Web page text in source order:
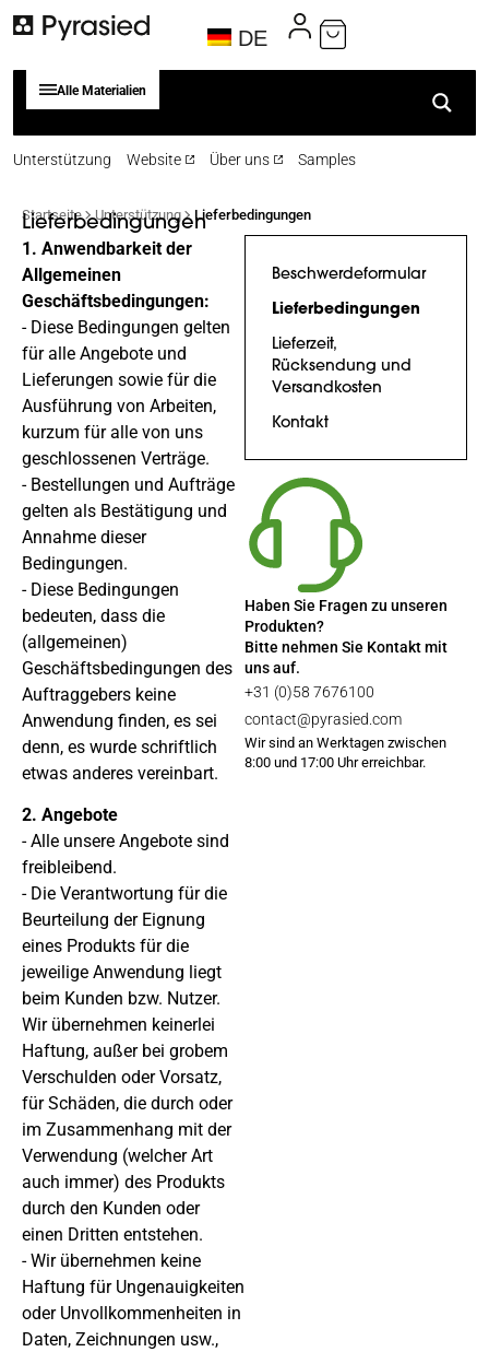
DE
Alle Materialien
Unterstützung Website Über uns Samples
Startseite Unterstützung Lieferbedingungen
Lieferbedingungen
Beschwerdeformular
Lieferbedingungen
Lieferzeit,
Rücksendung und
Versandkosten
Kontakt
Haben Sie Fragen zu unseren
Produkten?
Bitte nehmen Sie Kontakt mit
uns auf.
+31 (0)58 7676100
contact@pyrasied.com
Wir sind an Werktagen zwischen
8:00 und 17:00 Uhr erreichbar.
1. Anwendbarkeit der
Allgemeinen
Geschäftsbedingungen:
- Diese Bedingungen gelten
für alle Angebote und
Lieferungen sowie für die
Ausführung von Arbeiten,
kurzum für alle von uns
geschlossenen Verträge.
- Bestellungen und Aufträge
gelten als Bestätigung und
Annahme dieser
Bedingungen.
- Diese Bedingungen
bedeuten, dass die
(allgemeinen)
Geschäftsbedingungen des
Auftraggebers keine
Anwendung finden, es sei
denn, es wurde schriftlich
etwas anderes vereinbart.
2. Angebote
- Alle unsere Angebote sind
freibleibend.
- Die Verantwortung für die
Beurteilung der Eignung
eines Produkts für die
jeweilige Anwendung liegt
beim Kunden bzw. Nutzer.
Wir übernehmen keinerlei
Haftung, außer bei grobem
Verschulden oder Vorsatz,
für Schäden, die durch oder
im Zusammenhang mit der
Verwendung (welcher Art
auch immer) des Produkts
durch den Kunden oder
einen Dritten entstehen.
- Wir übernehmen keine
Haftung für Ungenauigkeiten
oder Unvollkommenheiten in
Daten, Zeichnungen usw.,